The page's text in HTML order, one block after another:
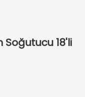
Soğutucu 18'li